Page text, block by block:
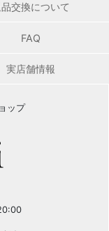
交換について
FAQ
実店舗情報
ップ